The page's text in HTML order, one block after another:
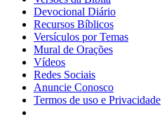
Devocional Diário
Recursos Bíblicos
Versículos por Temas
Mural de Orações
Vídeos
Redes Sociais
Anuncie Conosco
Termos de uso e Privacidade